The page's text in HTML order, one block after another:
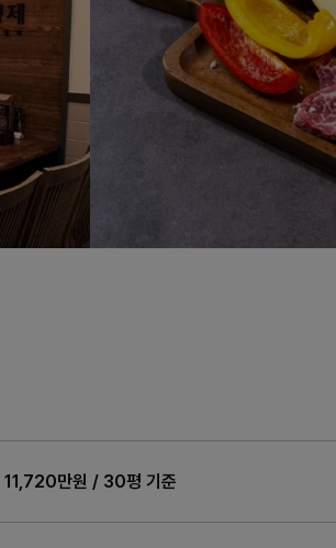
11,720만원 / 30평 기준